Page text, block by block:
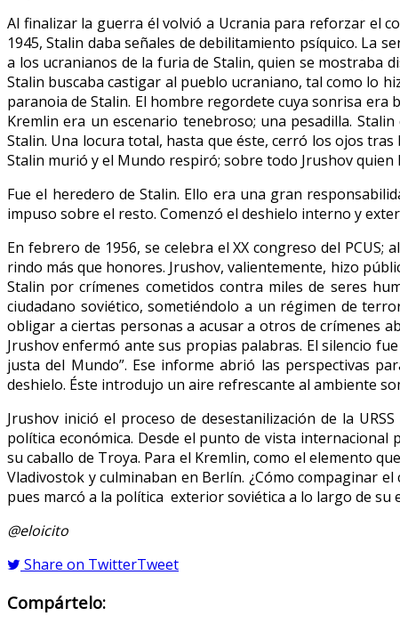
Al finalizar la guerra él volvió a Ucrania para reforzar el
1945, Stalin daba señales de debilitamiento psíquico. La
a los ucranianos de la furia de Stalin, quien se mostraba
Stalin buscaba castigar al pueblo ucraniano, tal como lo
paranoia de Stalin. El hombre regordete cuya sonrisa
Kremlin era un escenario tenebroso; una pesadilla.
Stalin. Una locura total, hasta que éste, cerró los ojos
Stalin murió y el Mundo respiró; sobre todo Jrushov quien
Fue el heredero de Stalin. Ello era una gran
impuso sobre el resto. Comenzó el deshielo interno y
En febrero de 1956, se celebra el XX congreso del
rindo más que honores. Jrushov, valientemente, hizo
Stalin por crímenes cometidos contra miles de seres
ciudadano soviético, sometiéndolo a un régimen de
obligar a ciertas personas a acusar a otros de crímenes
Jrushov enfermó ante sus propias palabras. El silencio
justa del Mundo”. Ese informe abrió las perspectivas
deshielo. Éste introdujo un aire refrescante al ambiente
Jrushov inició el proceso de desestanilización de la
política económica. Desde el punto de vista internacional
su caballo de Troya. Para el Kremlin, como el elemento
Vladivostok y culminaban en Berlín. ¿Cómo compaginar
pues marcó a la política exterior soviética a lo largo de su
@eloicito
Share on TwitterTweet
Compártelo: